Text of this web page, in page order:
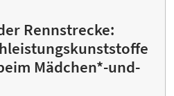
Rennstrecke:
Mädchen*-und-